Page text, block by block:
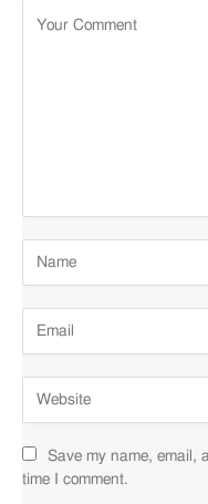
Save my name, email,
time I comment.